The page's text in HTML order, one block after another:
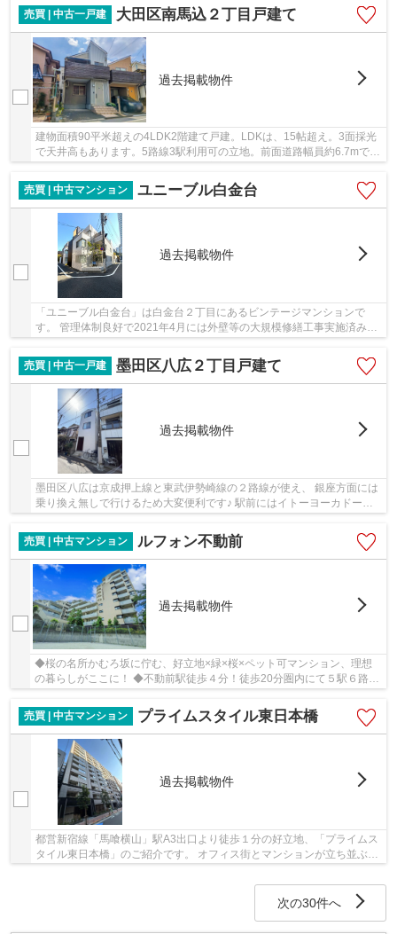
売買 | 中古一戸建
大田区南馬込２丁目戸建て
過去掲載物件
建物面積90平米超えの4LDK2階建て戸建。LDKは、15帖超え。3面採光
で天井高もあります。5路線3駅利用可の立地。前面道路幅員約6.7mで駐
売買 | 中古マンション
ユニーブル白金台
過去掲載物件
「ユニーブル白金台」は白金台２丁目にあるビンテージマンションで
す。 管理体制良好で2021年4月には外壁等の大規模修繕工事実施済みで
売買 | 中古一戸建
墨田区八広２丁目戸建て
過去掲載物件
墨田区八広は京成押上線と東武伊勢崎線の２路線が使え、 銀座方面には
乗り換え無しで行けるため大変便利です♪ 駅前にはイトーヨーカドーが
あるので仕事帰りのお買い物も便利。 周辺は...
売買 | 中古マンション
ルフォン不動前
過去掲載物件
◆桜の名所かむろ坂に佇む、好立地×緑×桜×ペット可マンション、理想
の暮らしがここに！ ◆不動前駅徒歩４分！徒歩20分圏内にて５駅６路線
利用可能！目黒駅までも徒歩圏内！ ◆総戸数143戸...
売買 | 中古マンション
プライムスタイル東日本橋
過去掲載物件
都営新宿線「馬喰横山」駅A3出口より徒歩１分の好立地、「プライムス
タイル東日本橋」のご紹介です。 オフィス街とマンションが立ち並ぶ静
次の30件へ